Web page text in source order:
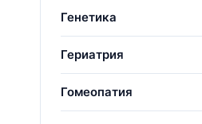
Генетика
Гериатрия
Гомеопатия